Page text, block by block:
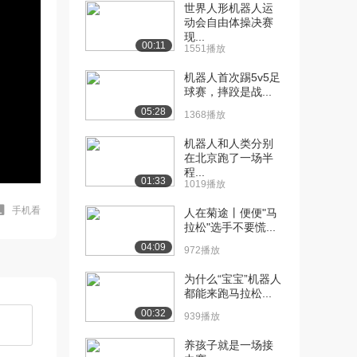
手机看
00:11
世界人形机器人运
动会自由体操决赛
现...
1551播放
05:28
机器人首次踢5v5足
球赛，摔跤是战...
1368播放
01:33
机器人和人类分别
在北京跑了一场半
程...
1019播放
04:09
人在菊途丨便便"马
拉松"选手不要慌...
972播放
00:32
为什么“宝宝”机器人
都能来跑马拉松...
939播放
养孩子就是一场接